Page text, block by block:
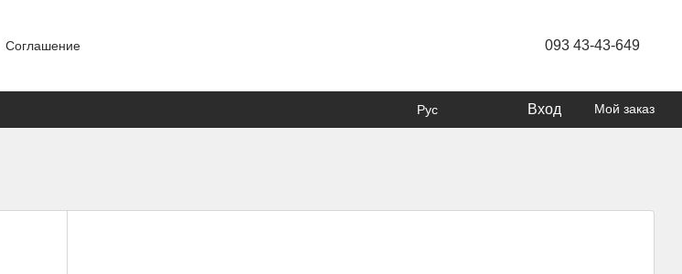
Соглашение 093 43-43-649
Рус Вход Мой заказ